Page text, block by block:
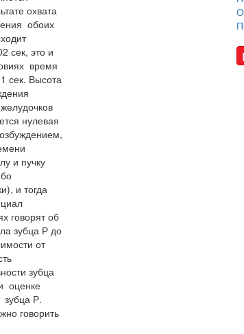
охвата
обоих
сек, это и
время
сек. Высота
нулевая
и пучку
и тогда
говорят об
зубца Р до
от
зубца
оценке
Р.
говорить